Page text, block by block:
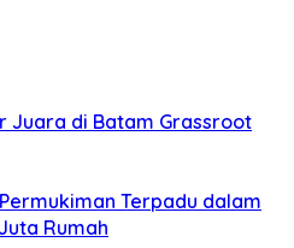
Juara di Batam Grassroot
Terpadu dalam
Rumah